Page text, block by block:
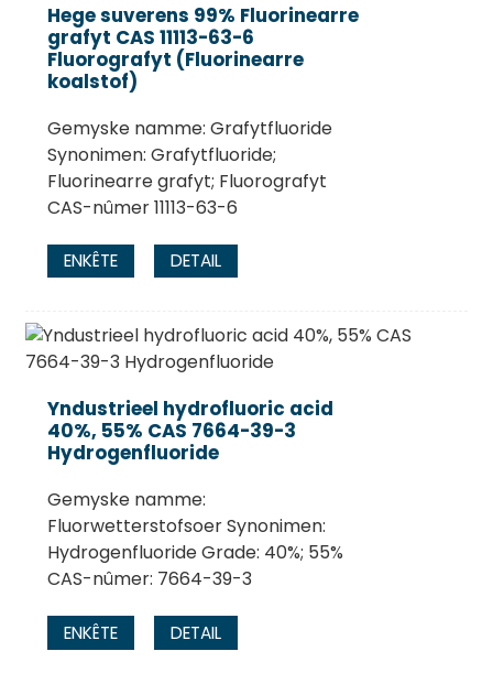
Hege suverens 99% Fluorinearre
grafyt CAS 11113-63-6
Fluorografyt (Fluorinearre
koalstof)
Gemyske namme: Grafytfluoride
Synonimen: Grafytfluoride;
Fluorinearre grafyt; Fluorografyt
CAS-nûmer 11113-63-6
ENKÊTE DETAIL
Yndustrieel hydrofluoric acid
40%, 55% CAS 7664-39-3
Hydrogenfluoride
Gemyske namme:
Fluorwetterstofsoer Synonimen:
Hydrogenfluoride Grade: 40%; 55%
CAS-nûmer: 7664-39-3
ENKÊTE DETAIL